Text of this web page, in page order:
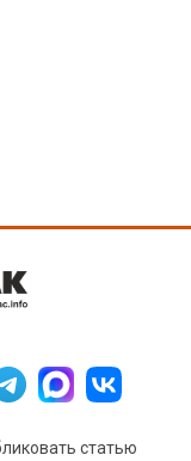
статью